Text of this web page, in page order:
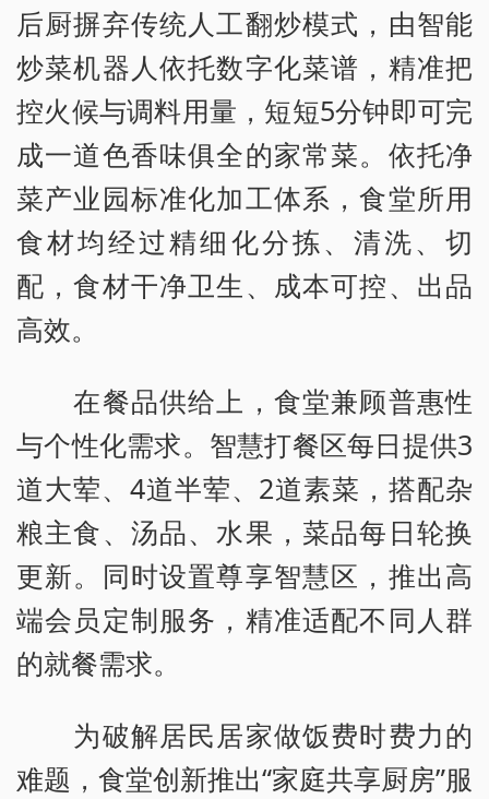
后厨摒弃传统人工翻炒模式，由智能
炒菜机器人依托数字化菜谱，精准把
控火候与调料用量，短短5分钟即可完
成一道色香味俱全的家常菜。依托净
菜产业园标准化加工体系，食堂所用
食材均经过精细化分拣、清洗、切
配，食材干净卫生、成本可控、出品
高效。
在餐品供给上，食堂兼顾普惠性
与个性化需求。智慧打餐区每日提供3
道大荤、4道半荤、2道素菜，搭配杂
粮主食、汤品、水果，菜品每日轮换
更新。同时设置尊享智慧区，推出高
端会员定制服务，精准适配不同人群
的就餐需求。
为破解居民居家做饭费时费力的
难题，食堂创新推出“家庭共享厨房”服